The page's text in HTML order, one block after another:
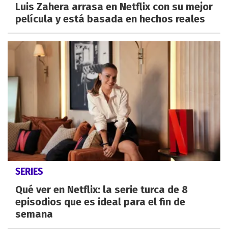
Luis Zahera arrasa en Netflix con su mejor
película y está basada en hechos reales
SERIES
Qué ver en Netflix: la serie turca de 8
episodios que es ideal para el fin de
semana